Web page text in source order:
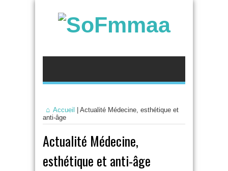
Accueil
Actualité Médecine, esthétique et
anti-âge
Actualité Médecine,
esthétique et anti-âge